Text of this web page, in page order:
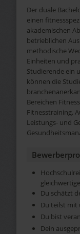
Der duale
einen
akademischen
betrieblichen
methodische
Einheiten und
Studierende ein
können die
Bereichen
Fitnesstraining,
Leistungs- und
Du schätzt
Du teilst mit
Du bist
Dein